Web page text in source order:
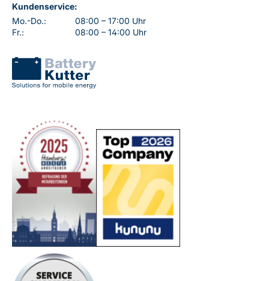
Kundenservice:
Mo.-Do.:
08:00 – 17:00 Uhr
Fr.:
08:00 – 14:00 Uhr